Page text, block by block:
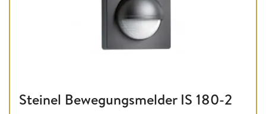
Steinel Bewegungsmelder IS 180-2